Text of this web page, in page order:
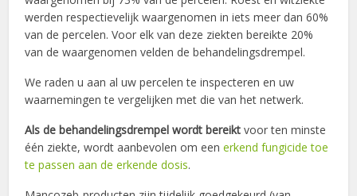
werden respectievelijk waargenomen in iets meer dan 60%
van de percelen. Voor elk van deze ziekten bereikte 20%
van de waargenomen velden de behandelingsdrempel.
We raden u aan al uw percelen te inspecteren en uw
waarnemingen te vergelijken met die van het netwerk.
Als de behandelingsdrempel wordt bereikt voor ten minste
één ziekte, wordt aanbevolen om eenerkend fungicide toe
te passen aan de erkende dosis.